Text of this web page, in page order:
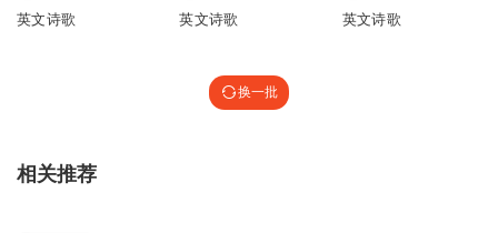
英文诗歌 英文诗歌 英文诗歌
换一批
相关推荐